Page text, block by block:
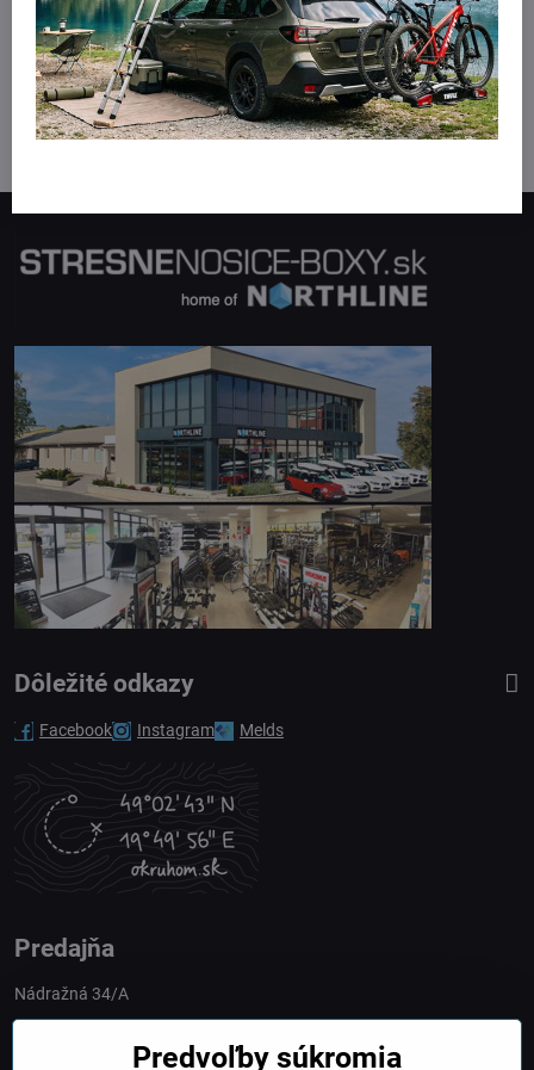
Dôležité odkazy
Facebook Instagram Melds
Predajňa
Nádražná 34/A
Predvoľby súkromia